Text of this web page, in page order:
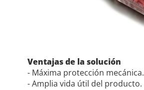
Ventajas de la solución
- Máxima protección mecánica.
- Amplia vida útil del producto.